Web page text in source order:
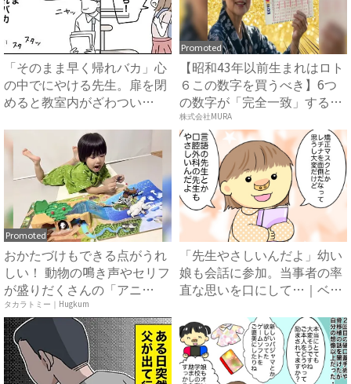
「そのまま早く帰れバカ」心
の中でにやける先生。扉を閉
めると教室内がざわつい
Promoted
【昭和43年以前生まれはロト
６この数字を買うべき】6つ
の数字が「完全一致」する
方...
株式会社MURA
Promoted
おかたづけもできる点がうれ
しい！ 動物の鳴き声やセリフ
が盛りだくさんの「アニ
ア ...
タカラトミー｜Hugkum
「先生やさしいんだよ」幼い
娘も会話に参加。当事者の率
直な思いを口にして…｜ベビ